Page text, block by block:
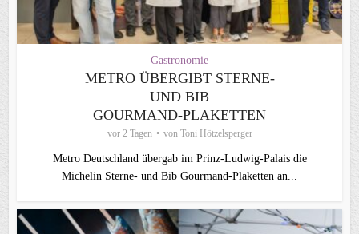
Gastronomie
METRO ÜBERGIBT STERNE-
UND BIB
GOURMAND‑PLAKETTEN
vor 2 Tagen von Toni Hötzelsperger
Metro Deutschland übergab im Prinz-Ludwig-Palais die
Michelin Sterne- und Bib Gourmand-Plaketten an...